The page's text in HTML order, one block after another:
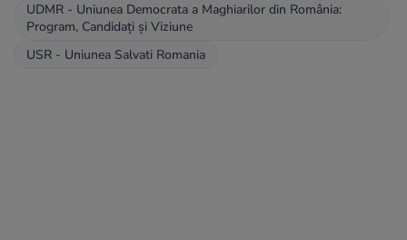
UDMR - Uniunea Democrata a Maghiarilor din România:
Program, Candidați și Viziune
USR - Uniunea Salvati Romania